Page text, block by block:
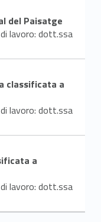
del Paisatge
lavoro: dott.ssa
classificata a
lavoro: dott.ssa
a
lavoro: dott.ssa